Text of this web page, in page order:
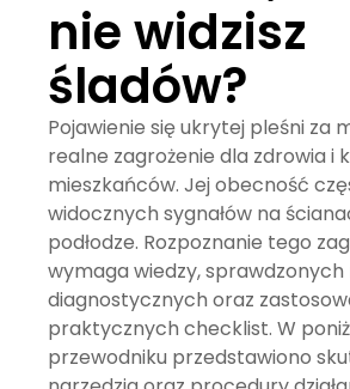
nie widzisz
śladów?
Pojawienie sięukrytej pleśni za
realne zagrożenie dla zdrowia i
mieszkańców. Jej obecność
widocznych sygnałów na
podłodze. Rozpoznanie tego
wymaga wiedzy,
diagnostycznych oraz
praktycznych checklist. W
przewodniku przedstawiono